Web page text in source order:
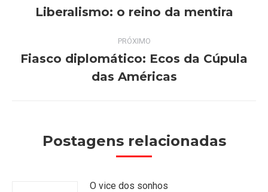
de
Post
Liberalismo: o reino da mentira
PRÓXIMO
post:
Fiasco diplomático: Ecos da Cúpula
das Américas
Postagens relacionadas
O vice dos sonhos